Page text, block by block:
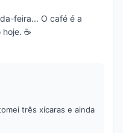
feira... O café é a
☕️
três xícaras e ainda